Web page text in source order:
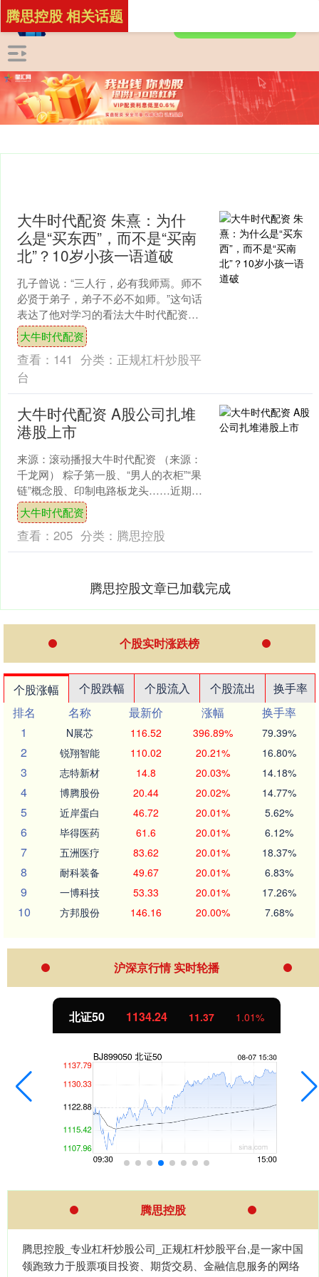
腾思控股 相关话题
大牛时代配资 朱熹：为什
么是“买东西”，而不是“买南
北”？10岁小孩一语道破
孔子曾说：“三人行，必有我师焉。师不
必贤于弟子，弟子不必不如师。”这句话
表达了他对学习的看法大牛时代配资，
认为每个人身边都有值得学习的人。当
孔子遇到7岁的项橐时....
大牛时代配资
查看： 141 分类： 正规杠杆炒股平
台
大牛时代配资 A股公司扎堆
港股上市
来源：滚动播报大牛时代配资 （来源：
千龙网） 粽子第一股、“男人的衣柜”“果
链”概念股、印制电路板龙头……近期，
A股上市公司扎堆奔赴港股，持续升温
的“A+H”已....
大牛时代配资
查看： 205 分类： 腾思控股
腾思控股文章已加载完成
个股实时涨跌榜
个股涨幅 个股跌幅 个股流入 个股流出
换手率
排名
名称 最新价 涨幅
换手率
1
N展芯 116.52 396.89% 79.39%
2 锐翔智能 110.02 20.21% 16.80%
3 志特新材 14.8 20.03% 14.18%
4 博腾股份 20.44 20.02% 14.77%
5 近岸蛋白 46.72 20.01% 5.62%
6 毕得医药 61.6 20.01% 6.12%
7 五洲医疗 83.62 20.01% 18.37%
8 耐科装备 49.67 20.01% 6.83%
9 一博科技 53.33 20.01% 17.26%
10 方邦股份 146.16 20.00% 7.68%
沪深京行情 实时轮播
北证50 1134.24 11.37 1.01%
腾思控股
腾思控股_专业杠杆炒股公司_正规杠杆炒股平台,是一家中国
领跑致力于股票项目投资、期货交易、金融信息服务的网络